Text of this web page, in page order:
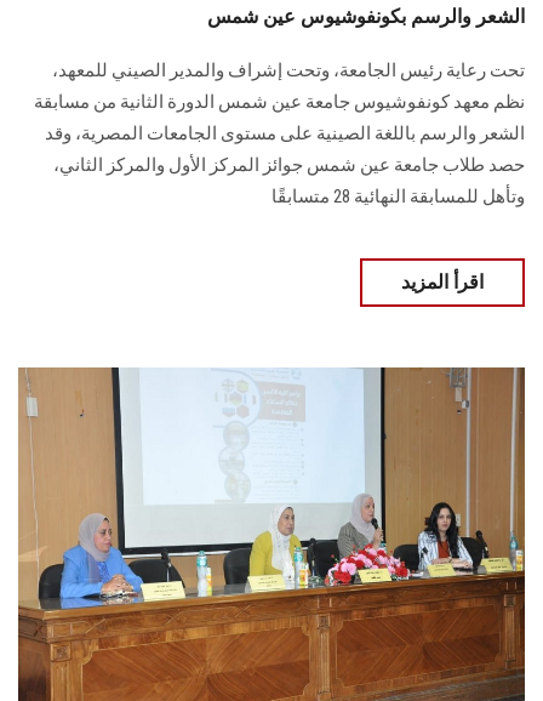
الشعر والرسم بكونفوشيوس عين شمس
تحت رعاية رئيس الجامعة، وتحت إشراف والمدير الصيني للمعهد،
نظم معهد كونفوشيوس جامعة عين شمس الدورة الثانية من مسابقة
الشعر والرسم باللغة الصينية على مستوى الجامعات المصرية، وقد
حصد طلاب جامعة عين شمس جوائز المركز الأول والمركز الثاني،
وتأهل للمسابقة النهائية 28 متسابقًا
اقرأ المزيد